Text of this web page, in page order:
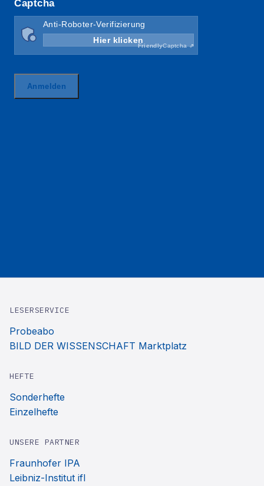
LESERSERVICE
Probeabo
BILD DER WISSENSCHAFT Marktplatz
HEFTE
Sonderhefte
Einzelhefte
UNSERE PARTNER
Fraunhofer IPA
Leibniz-Institut ifl